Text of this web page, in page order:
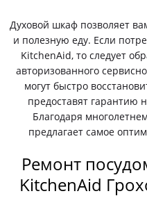
Духовой шкаф позволяет
и полезную еду. Если
KitchenAid, то следует
авторизованного
могут быстро
предоставят гарантию
Благодаря
предлагает самое
Ремонт
KitchenAid